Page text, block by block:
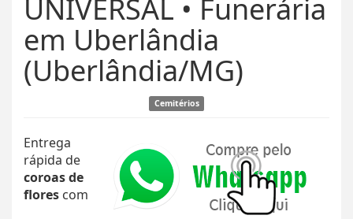
UNIVERSAL • Funerária
em Uberlândia
(Uberlândia/MG)
Cemitérios
Entrega
rápida de
coroas de
flores com